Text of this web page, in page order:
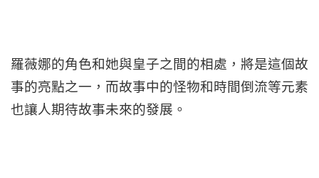
羅薇娜的角色和她與皇子之間的相處，將是這個故
事的亮點之一，而故事中的怪物和時間倒流等元素
也讓人期待故事未來的發展。